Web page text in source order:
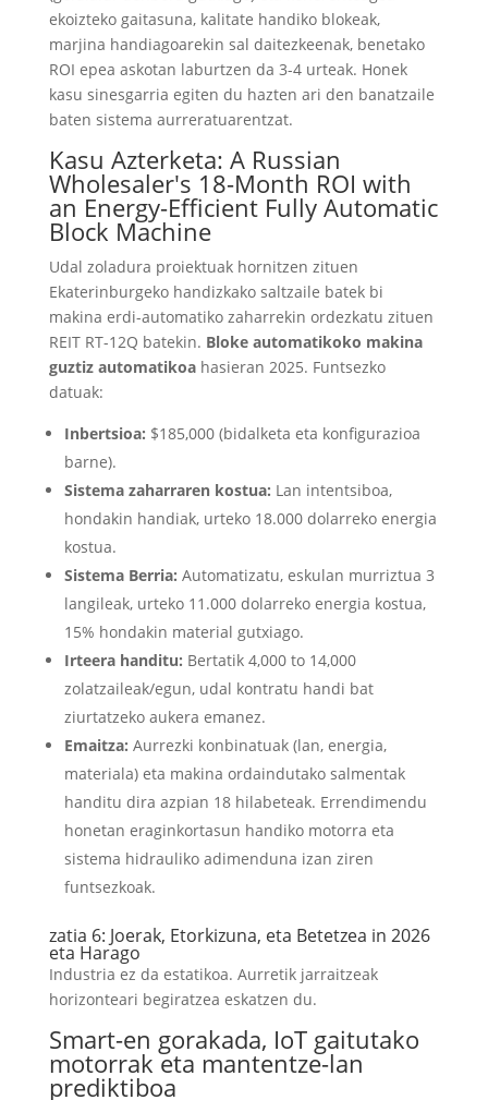
ekoizteko gaitasuna, kalitate handiko blokeak,
marjina handiagoarekin sal daitezkeenak, benetako
ROI epea askotan laburtzen da 3-4 urteak. Honek
kasu sinesgarria egiten du hazten ari den banatzaile
baten sistema aurreratuarentzat.
Kasu Azterketa: A Russian
Wholesaler's 18-Month ROI with
an Energy-Efficient Fully Automatic
Block Machine
Udal zoladura proiektuak hornitzen zituen
Ekaterinburgeko handizkako saltzaile batek bi
makina erdi-automatiko zaharrekin ordezkatu zituen
REIT RT-12Q batekin. Bloke automatikoko makina
guztiz automatikoa hasieran 2025. Funtsezko
datuak:
Inbertsioa: $185,000 (bidalketa eta konfigurazioa
barne).
Sistema zaharraren kostua: Lan intentsiboa,
hondakin handiak, urteko 18.000 dolarreko energia
kostua.
Sistema Berria: Automatizatu, eskulan murriztua 3
langileak, urteko 11.000 dolarreko energia kostua,
15% hondakin material gutxiago.
Irteera handitu: Bertatik 4,000 to 14,000
zolatzaileak/egun, udal kontratu handi bat
ziurtatzeko aukera emanez.
Emaitza: Aurrezki konbinatuak (lan, energia,
materiala) eta makina ordaindutako salmentak
handitu dira azpian 18 hilabeteak. Errendimendu
honetan eraginkortasun handiko motorra eta
sistema hidrauliko adimenduna izan ziren
funtsezkoak.
zatia 6: Joerak, Etorkizuna, eta Betetzea in 2026
eta Harago
Industria ez da estatikoa. Aurretik jarraitzeak
horizonteari begiratzea eskatzen du.
Smart-en gorakada, IoT gaitutako
motorrak eta mantentze-lan
prediktiboa